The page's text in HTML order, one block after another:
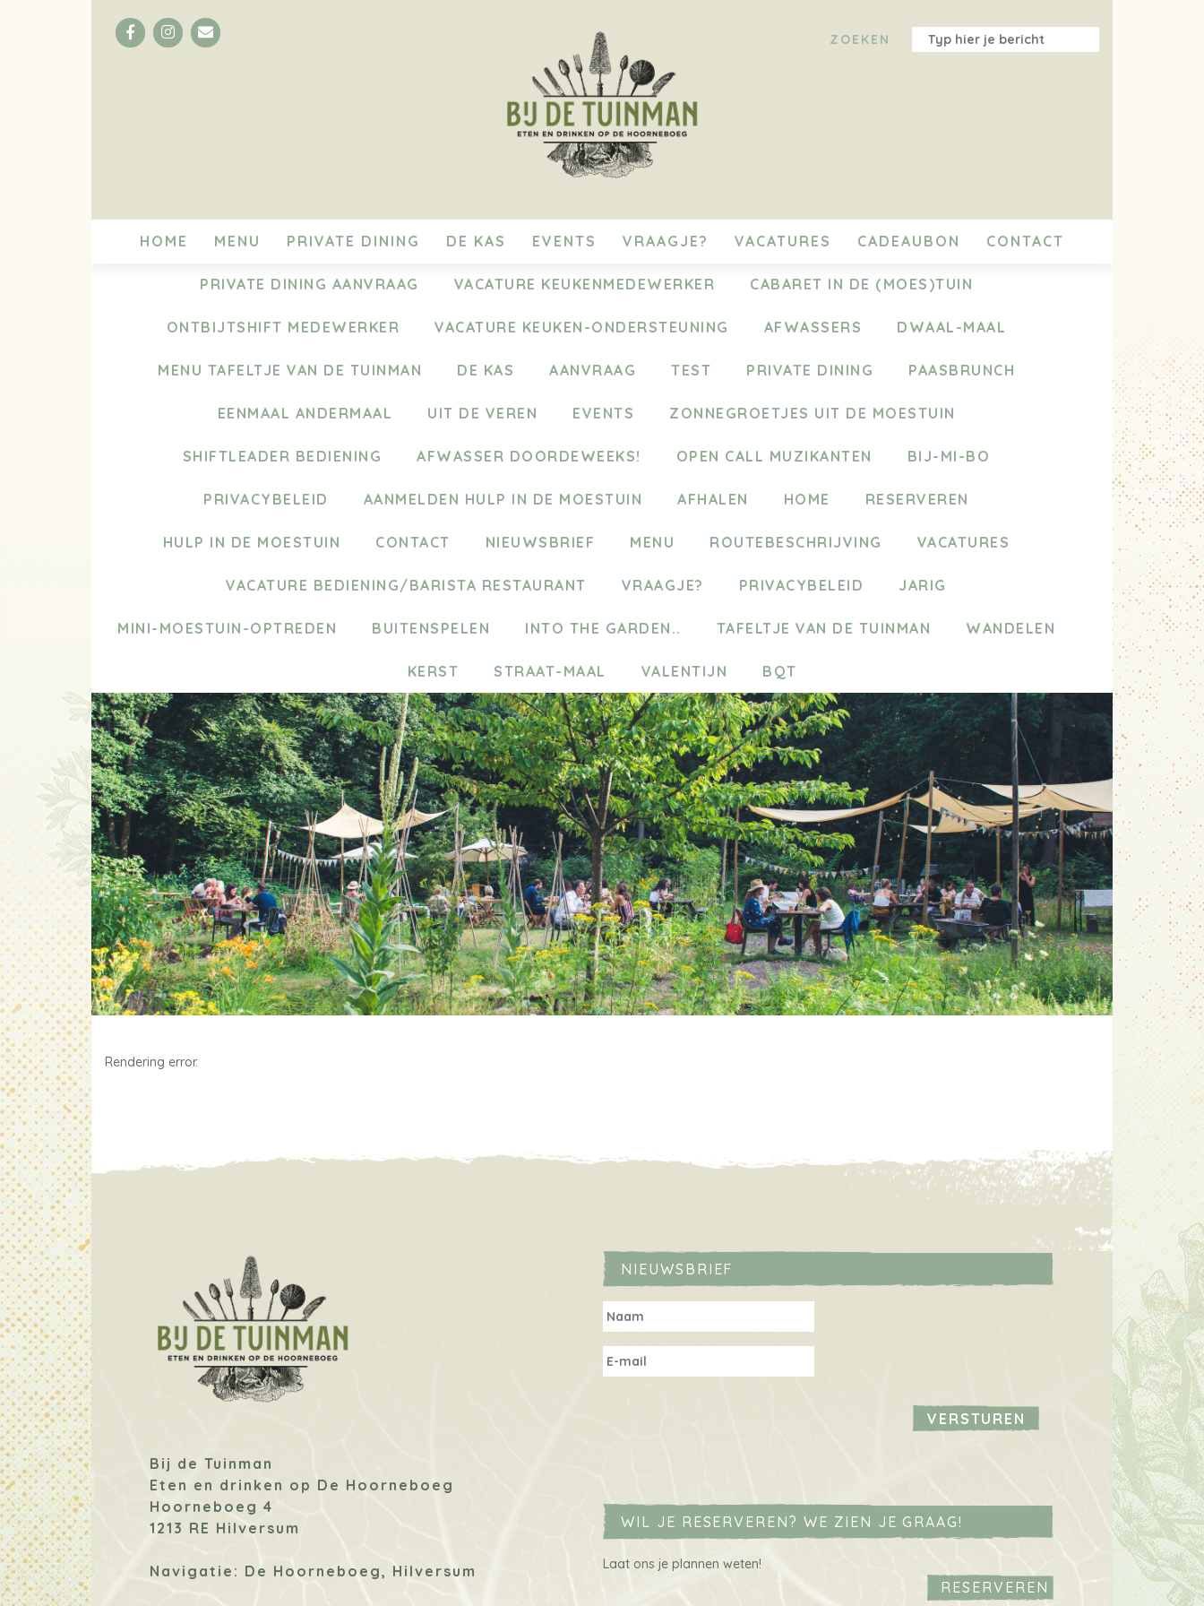
FacebookInstagram
Email
HOME MENU PRIVATE DINING DE KAS EVENTS VRAAGJE? VACATURES CADEAUBON CONTACT
PRIVATE DINING AANVRAAG VACATURE KEUKENMEDEWERKER CABARET IN DE (MOES)TUIN
ONTBIJTSHIFT MEDEWERKER VACATURE KEUKEN-ONDERSTEUNING AFWASSERS DWAAL-MAAL
MENU TAFELTJE VAN DE TUINMAN DE KAS AANVRAAG TEST PRIVATE DINING PAASBRUNCH
EENMAAL ANDERMAAL UIT DE VEREN EVENTS ZONNEGROETJES UIT DE MOESTUIN
SHIFTLEADER BEDIENING AFWASSER DOORDEWEEKS! OPEN CALL MUZIKANTEN BIJ-MI-BO
PRIVACYBELEID AANMELDEN HULP IN DE MOESTUIN AFHALEN HOME RESERVEREN
HULP IN DE MOESTUIN CONTACT NIEUWSBRIEF MENU ROUTEBESCHRIJVING VACATURES
VACATURE BEDIENING/BARISTA RESTAURANT VRAAGJE? PRIVACYBELEID JARIG
MINI-MOESTUIN-OPTREDEN BUITENSPELEN INTO THE GARDEN.. TAFELTJE VAN DE TUINMAN WANDELEN
KERST STRAAT-MAAL VALENTIJN BQT
Rendering error.
Bij de Tuinman
Eten en drinken op De Hoorneboeg
Hoorneboeg 4
1213 RE Hilversum
Navigatie: De Hoorneboeg, Hilversum
NIEUWSBRIEF
WIL JE RESERVEREN? WE ZIEN JE GRAAG!
Laat ons je plannen weten!
RESERVEREN